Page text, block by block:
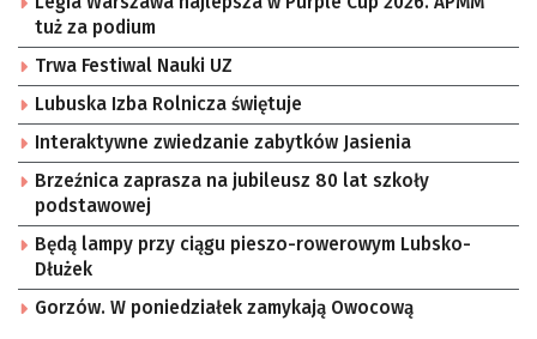
tuż za podium
Trwa Festiwal Nauki UZ
Lubuska Izba Rolnicza świętuje
Interaktywne zwiedzanie zabytków Jasienia
Brzeźnica zaprasza na jubileusz 80 lat szkoły
podstawowej
Będą lampy przy ciągu pieszo-rowerowym Lubsko-
Dłużek
Gorzów. W poniedziałek zamykają Owocową